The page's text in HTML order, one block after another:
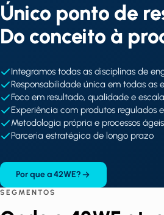
Único ponto de
Do conceito à
Integramos todas as disciplinas de
Responsabilidade única em todas as
Foco em resultado, qualidade e
Experiência com produtos regulados
Metodologia própria e processos ágeis
Parceria estratégica de longo prazo
Por que a 42WE?
SEGMENTOS